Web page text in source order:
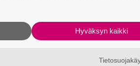
Hyväksyn kaikki